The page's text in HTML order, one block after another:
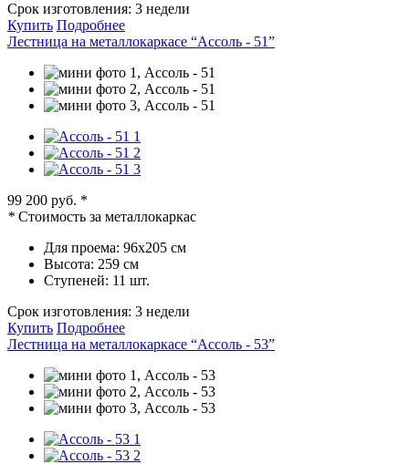
Срок изготовления: 3 недели
Купить Подробнее
Лестница на металлокаркасе “Ассоль - 51”
99 200 руб. *
* Стоимость за металлокаркас
Для проема: 96х205 см
Высота: 259 см
Ступеней: 11 шт.
Срок изготовления: 3 недели
Купить Подробнее
Лестница на металлокаркасе “Ассоль - 53”